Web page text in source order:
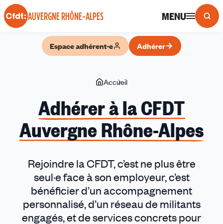
Panneau de gestion des cookies
AUVERGNE RHÔNE-ALPES MENU
Espace adhérent·e Adhérer
Vous
ici
Accueil
la
CFDT
Auvergne
Alpes
Adhérer à la CFDT
Auvergne Rhône-Alpes
Rejoindre la CFDT, c’est ne plus être
seul·e face à son employeur, c’est
bénéficier d’un accompagnement
personnalisé, d’un réseau de militants
engagés, et de services concrets pour